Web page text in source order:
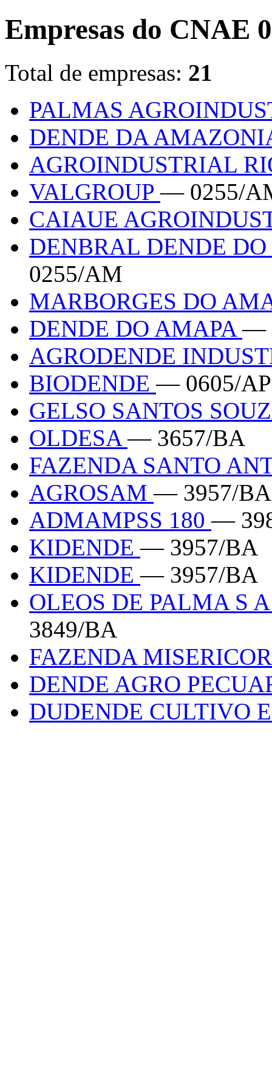
Empresas do CNAE
Total de empresas: 21
PALMAS
DENDE DA
AGROINDUSTRIAL
VALGROUP— 0255/
CAIAUE
DENBRAL DENDE
0255/AM
MARBORGES DO
DENDE DO AMAPA—
AGRODENDE
BIODENDE— 0605/AP
GELSO SANTOS
OLDESA— 3657/BA
FAZENDA SANTO
AGROSAM— 3957/BA
ADMAMPSS 180—
KIDENDE— 3957/BA
KIDENDE— 3957/BA
OLEOS DE PALMA S
3849/BA
FAZENDA
DENDE AGRO
DUDENDE CULTIVO